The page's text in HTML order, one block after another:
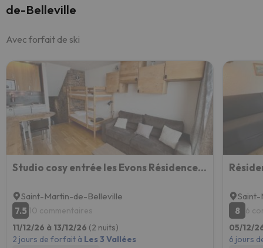
de-Belleville
Avec forfait de ski
Studio cosy entrée les Evons Résidence Le BRELIN
Saint-Martin-de-Belleville
7.5 10 commentaires
11/12/26 à 13/12/26 (2 nuits)
2 jours de forfait à Les 3 Vallées
8
6
05/12/
6 jours